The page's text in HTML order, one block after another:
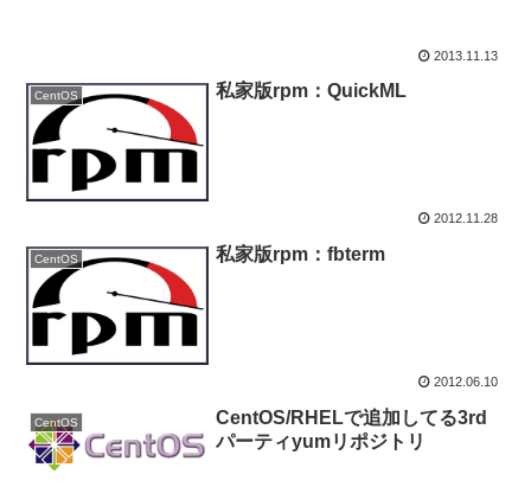
2013.11.13
CentOS 私家版rpm：QuickML
2012.11.28
CentOS 私家版rpm：fbterm
2012.06.10
CentOS
CentOS/RHELで追加してる3rd
パーティyumリポジトリ